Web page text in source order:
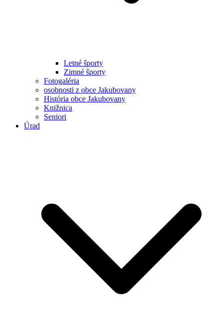
Letné športy
Zimné športy
Fotogaléria
osobnosti z obce Jakubovany
História obce Jakubovany
Knižnica
Seniori
Úrad